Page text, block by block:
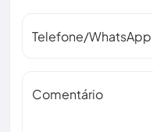
Telefone/WhatsApp
Comentário